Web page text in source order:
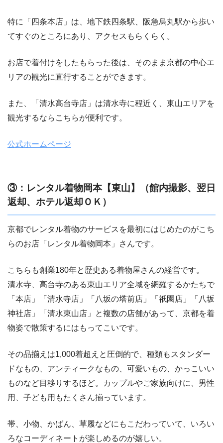
特に「四条本店」は、地下鉄四条駅、阪急烏丸駅から歩い
てすぐのところにあり、アクセスもらくらく。
お店で着付けをしたもらった後は、そのまま京都の中心エ
リアの観光に直行することができます。
また、「清水高台寺店」は清水寺に程近く、東山エリアを
観光するならこちらが便利です。
公式ホームページ
③：レンタル着物岡本【東山】（館内撮影、翌日
返却、ホテル返却ＯＫ）
京都でレンタル着物のサービスを最初にはじめたのがこち
らのお店「レンタル着物岡本」さんです。
こちらも創業180年と歴史ある着物屋さんの経営です。
清水寺、高台寺のある東山エリア全域を網羅するかたちで
「本店」「清水寺店」「八坂の塔前店」「祇園店」「八坂
神社店」「清水東山店」と複数の店舗があって、京都を着
物姿で散策するにはもってこいです。
その品揃えは1,000着超えと圧倒的で、種類もスタンダー
ドなもの、アンティークなもの、可愛いもの、かっこいい
ものなど目移りするほど。カップルやご家族向けに、男性
用、子ども用もたくさん揃っています。
帯、小物、かばん、草履などにもこだわっていて、いろい
ろなコーディネートが楽しめるのが嬉しい。